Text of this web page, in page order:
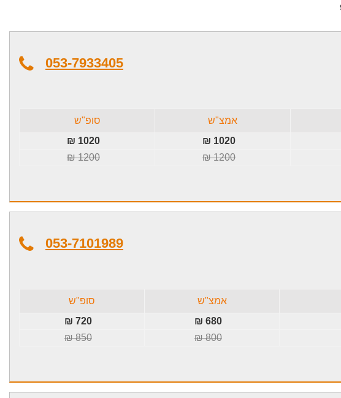
053-7933405
אמצ"ש
סופ"ש
1020 ₪
1020 ₪
1200 ₪
1200 ₪
053-7101989
אמצ"ש
סופ"ש
680 ₪
720 ₪
800 ₪
850 ₪